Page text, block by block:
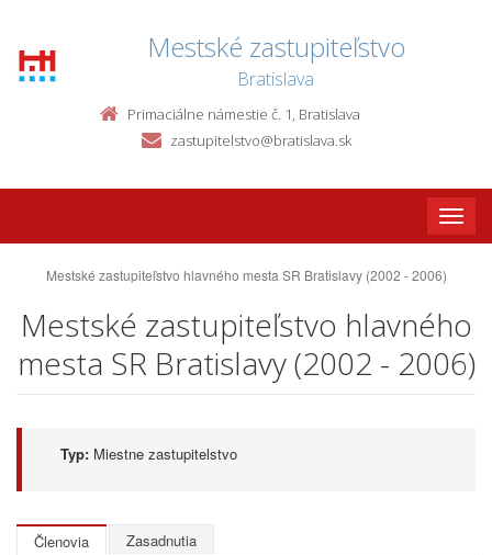
Mestské zastupiteľstvo
Bratislava
Primaciálne námestie č. 1, Bratislava
zastupitelstvo@bratislava.sk
Toggle
Mestské zastupiteľstvo hlavného mesta SR Bratislavy (2002 - 2006)
Mestské zastupiteľstvo hlavného
mesta SR Bratislavy (2002 - 2006)
Typ: Miestne zastupitelstvo
Členovia Zasadnutia